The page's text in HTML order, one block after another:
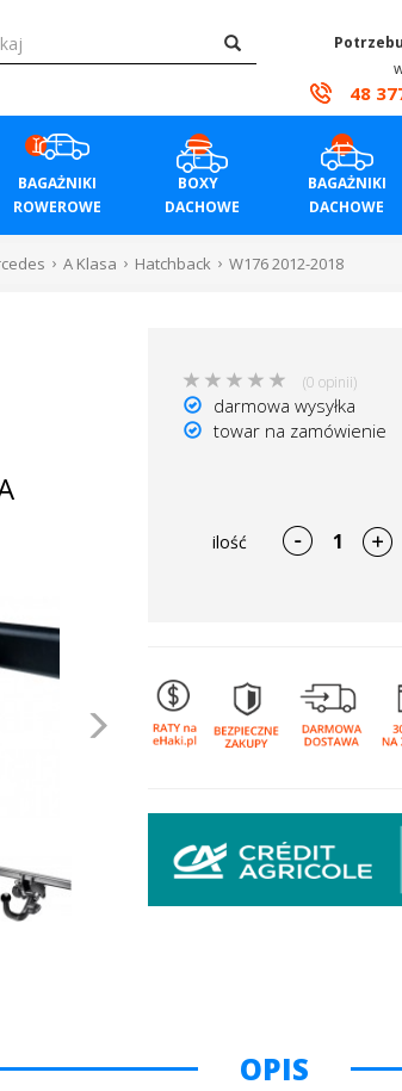
48
BAGAŻNIKI
ROWEROWE
BOXY
DACHOWE
BAGAŻNIKI
DACHOWE
A Klasa Hatchback W176 2012-2018
Następne
(0 opinii)
darmowa wysyłka
towar na zamówienie
ilość
OPIS